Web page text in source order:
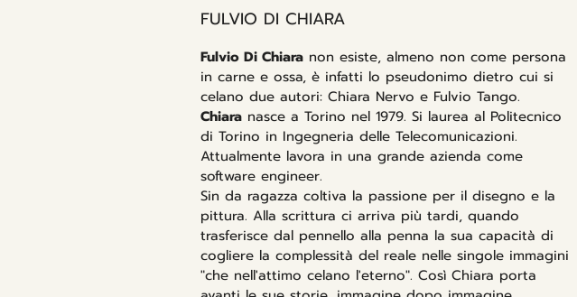
FULVIO DI CHIARA
Fulvio Di Chiara non esiste, almeno non come persona
in carne e ossa, è infatti lo pseudonimo dietro cui si
celano due autori: Chiara Nervo e Fulvio Tango.
Chiara nasce a Torino nel 1979. Si laurea al Politecnico
di Torino in Ingegneria delle Telecomunicazioni.
Attualmente lavora in una grande azienda come
software engineer.
Sin da ragazza coltiva la passione per il disegno e la
pittura. Alla scrittura ci arriva più tardi, quando
trasferisce dal pennello alla penna la sua capacità di
cogliere la complessità del reale nelle singole immagini
"che nell'attimo celano l'eterno". Così Chiara porta